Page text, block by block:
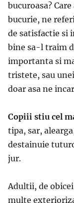
bucuroasa?
bucurie, ne
de satisfactie si
bine sa-l traim
importanta si
tristete, sau
doar asa ne
Copiii stiu cel
tipa, sar,
destainuie
jur.
Adultii, de
multe